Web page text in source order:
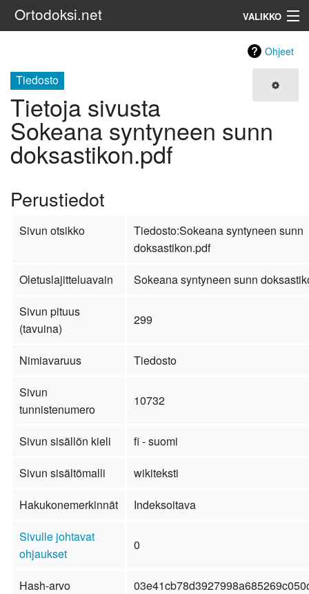
Ortodoksi.net VALIKKO
Ohjeet
Tiedosto
Tietoja sivusta
Sokeana syntyneen sunn
doksastikon.pdf
Perustiedot
Sivun otsikko
Tiedosto:Sokeana syntyneen sunn
doksastikon.pdf
Oletuslajitteluavain
Sokeana syntyneen sunn
Sivun pituus
(tavuina)
299
Nimiavaruus
Tiedosto
Sivun
tunnistenumero
10732
Sivun sisällön kieli
fi - suomi
Sivun sisältömalli
wikiteksti
Hakukonemerkinnät
Indeksoitava
Sivulle johtavat
ohjaukset
0
Hash-arvo